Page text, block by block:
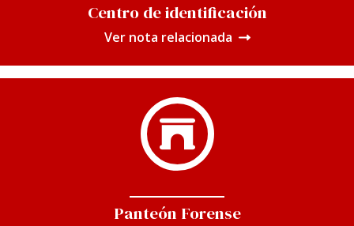
Centro de identificación
Ver nota relacionada
Panteón Forense